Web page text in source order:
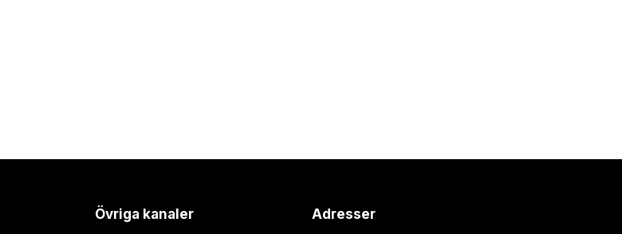
Övriga kanaler Adresser